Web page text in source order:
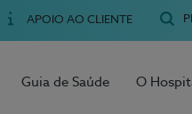
APOIO AO CLIENTE
Guia de Saúde O